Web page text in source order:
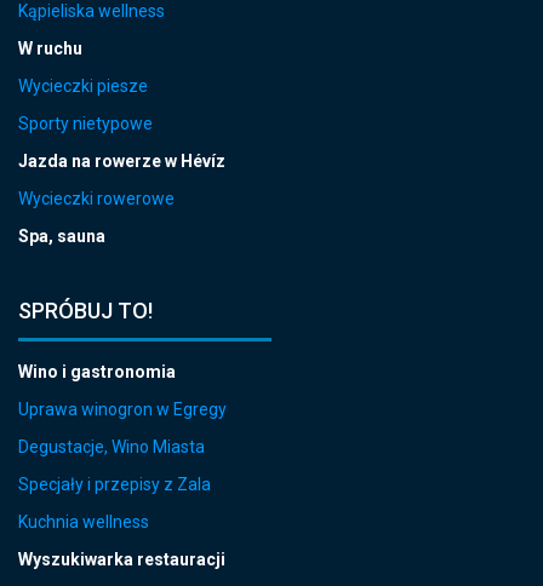
Kąpieliska wellness
W ruchu
Wycieczki piesze
Sporty nietypowe
Jazda na rowerze w Hévíz
Wycieczki rowerowe
Spa, sauna
SPRÓBUJ TO!
Wino i gastronomia
Uprawa winogron w Egregy
Degustacje, Wino Miasta
Specjały i przepisy z Zala
Kuchnia wellness
Wyszukiwarka restauracji